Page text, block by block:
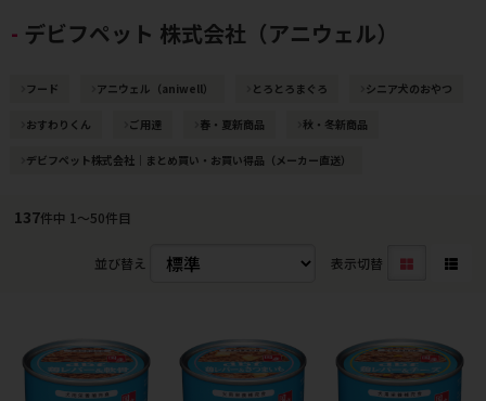
デビフペット 株式会社（アニウェル）
フード アニウェル（aniwell） とろとろまぐろ シニア犬のおやつ
おすわりくん ご用達 春・夏新商品 秋・冬新商品
デビフペット株式会社｜まとめ買い・お買い得品（メーカー直送）
137件中 1〜50件目
並び替え 表示切替